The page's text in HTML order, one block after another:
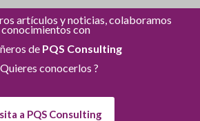
artículos y noticias, colaboramos
conocimientos con
de PQS Consulting
Quieres conocerlos ?
a PQS Consulting